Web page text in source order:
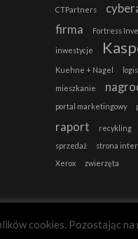
CTPartners
firma
Fortress
inwestycje
Kuehne + Nagel
mieszkanie
portal marketingowy
raport recykling
sprzedaż
strona
Xerox
zwierzęta
cookies. Pozostając